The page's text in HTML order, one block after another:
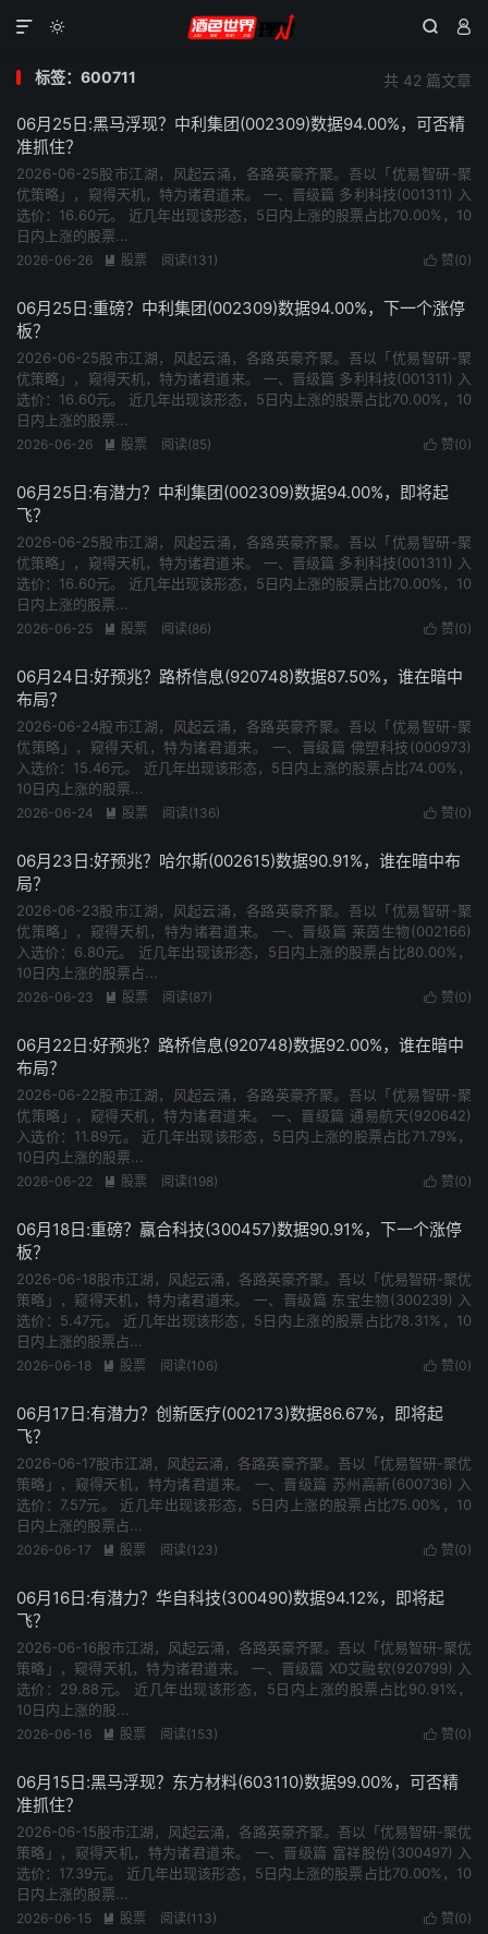
  

共 42 篇文章
标签：600711
06月25日:黑马浮现？中利集团(002309)数据94.00%，可否精
准抓住？
2026-06-25股市江湖，风起云涌，各路英豪齐聚。吾以「优易智研-聚
优策略」，窥得天机，特为诸君道来。 一、晋级篇 多利科技(001311) 入
选价：16.60元。 近几年出现该形态，5日内上涨的股票占比70.00%，10
日内上涨的股票...
 赞(0)
2026-06-26  股票 阅读(131)
06月25日:重磅？中利集团(002309)数据94.00%，下一个涨停
板？
2026-06-25股市江湖，风起云涌，各路英豪齐聚。吾以「优易智研-聚
优策略」，窥得天机，特为诸君道来。 一、晋级篇 多利科技(001311) 入
选价：16.60元。 近几年出现该形态，5日内上涨的股票占比70.00%，10
日内上涨的股票...
 赞(0)
2026-06-26  股票 阅读(85)
06月25日:有潜力？中利集团(002309)数据94.00%，即将起
飞？
2026-06-25股市江湖，风起云涌，各路英豪齐聚。吾以「优易智研-聚
优策略」，窥得天机，特为诸君道来。 一、晋级篇 多利科技(001311) 入
选价：16.60元。 近几年出现该形态，5日内上涨的股票占比70.00%，10
日内上涨的股票...
 赞(0)
2026-06-25  股票 阅读(86)
06月24日:好预兆？路桥信息(920748)数据87.50%，谁在暗中
布局？
2026-06-24股市江湖，风起云涌，各路英豪齐聚。吾以「优易智研-聚
优策略」，窥得天机，特为诸君道来。 一、晋级篇 佛塑科技(000973)
入选价：15.46元。 近几年出现该形态，5日内上涨的股票占比74.00%，
10日内上涨的股票...
 赞(0)
2026-06-24  股票 阅读(136)
06月23日:好预兆？哈尔斯(002615)数据90.91%，谁在暗中布
局？
2026-06-23股市江湖，风起云涌，各路英豪齐聚。吾以「优易智研-聚
优策略」，窥得天机，特为诸君道来。 一、晋级篇 莱茵生物(002166)
入选价：6.80元。 近几年出现该形态，5日内上涨的股票占比80.00%，
10日内上涨的股票占...
 赞(0)
2026-06-23  股票 阅读(87)
06月22日:好预兆？路桥信息(920748)数据92.00%，谁在暗中
布局？
2026-06-22股市江湖，风起云涌，各路英豪齐聚。吾以「优易智研-聚
优策略」，窥得天机，特为诸君道来。 一、晋级篇 通易航天(920642)
入选价：11.89元。 近几年出现该形态，5日内上涨的股票占比71.79%，
10日内上涨的股票...
 赞(0)
2026-06-22  股票 阅读(198)
06月18日:重磅？赢合科技(300457)数据90.91%，下一个涨停
板？
2026-06-18股市江湖，风起云涌，各路英豪齐聚。吾以「优易智研-聚优
策略」，窥得天机，特为诸君道来。 一、晋级篇 东宝生物(300239) 入
选价：5.47元。 近几年出现该形态，5日内上涨的股票占比78.31%，10
日内上涨的股票占...
 赞(0)
2026-06-18  股票 阅读(106)
06月17日:有潜力？创新医疗(002173)数据86.67%，即将起
飞？
2026-06-17股市江湖，风起云涌，各路英豪齐聚。吾以「优易智研-聚优
策略」，窥得天机，特为诸君道来。 一、晋级篇 苏州高新(600736) 入
选价：7.57元。 近几年出现该形态，5日内上涨的股票占比75.00%，10
日内上涨的股票占...
 赞(0)
2026-06-17  股票 阅读(123)
06月16日:有潜力？华自科技(300490)数据94.12%，即将起
飞？
2026-06-16股市江湖，风起云涌，各路英豪齐聚。吾以「优易智研-聚优
策略」，窥得天机，特为诸君道来。 一、晋级篇 XD艾融软(920799) 入
选价：29.88元。 近几年出现该形态，5日内上涨的股票占比90.91%，
10日内上涨的股...
 赞(0)
2026-06-16  股票 阅读(153)
06月15日:黑马浮现？东方材料(603110)数据99.00%，可否精
准抓住？
2026-06-15股市江湖，风起云涌，各路英豪齐聚。吾以「优易智研-聚优
策略」，窥得天机，特为诸君道来。 一、晋级篇 富祥股份(300497) 入
选价：17.39元。 近几年出现该形态，5日内上涨的股票占比70.00%，10
日内上涨的股票...
 赞(0)
2026-06-15  股票 阅读(113)